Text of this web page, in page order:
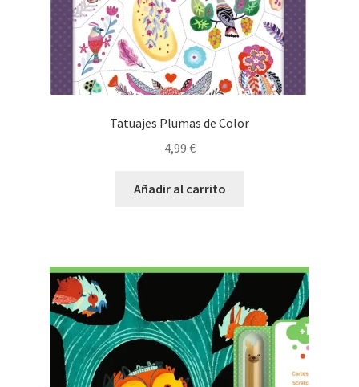
Tatuajes Plumas de Color
4,99 €
Añadir al carrito